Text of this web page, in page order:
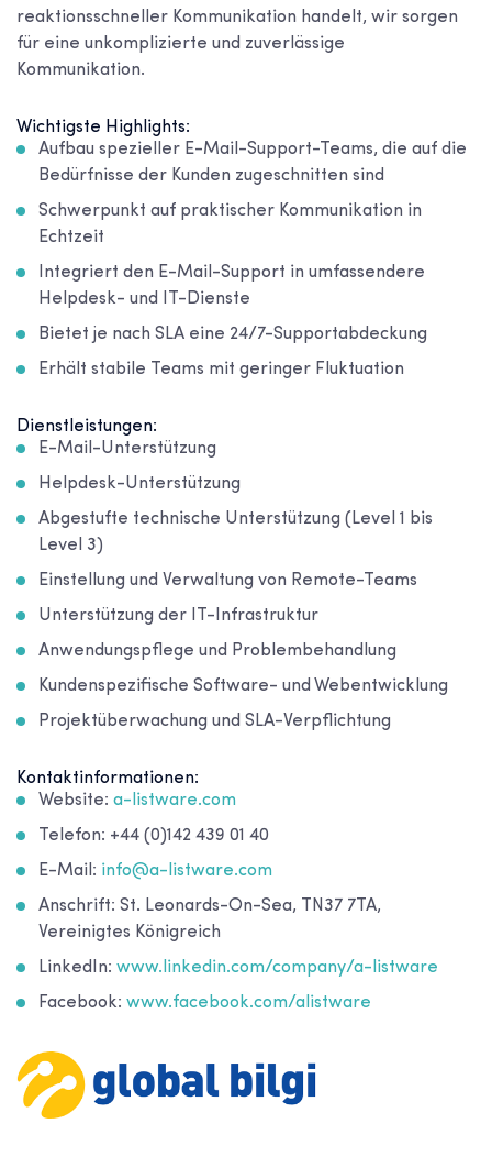
reaktionsschneller Kommunikation handelt, wir sorgen
für eine unkomplizierte und zuverlässige
Kommunikation.
Wichtigste Highlights:
Aufbau spezieller E-Mail-Support-Teams, die auf die
Bedürfnisse der Kunden zugeschnitten sind
Schwerpunkt auf praktischer Kommunikation in
Echtzeit
Integriert den E-Mail-Support in umfassendere
Helpdesk- und IT-Dienste
Bietet je nach SLA eine 24/7-Supportabdeckung
Erhält stabile Teams mit geringer Fluktuation
Dienstleistungen:
E-Mail-Unterstützung
Helpdesk-Unterstützung
Abgestufte technische Unterstützung (Level 1 bis
Level 3)
Einstellung und Verwaltung von Remote-Teams
Unterstützung der IT-Infrastruktur
Anwendungspflege und Problembehandlung
Kundenspezifische Software- und Webentwicklung
Projektüberwachung und SLA-Verpflichtung
Kontaktinformationen:
Website: a-listware.com
Telefon: +44 (0)142 439 01 40
E-Mail: info@a-listware.com
Anschrift: St. Leonards-On-Sea, TN37 7TA,
Vereinigtes Königreich
LinkedIn: www.linkedin.com/company/a-listware
Facebook: www.facebook.com/alistware